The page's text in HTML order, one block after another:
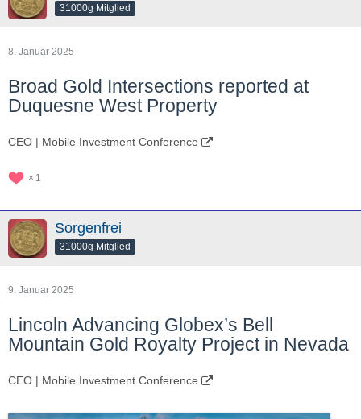
31000g Mitglied
8. Januar 2025
Broad Gold Intersections reported at
Duquesne West Property
CEO | Mobile Investment Conference
1
Sorgenfrei
31000g Mitglied
9. Januar 2025
Lincoln Advancing Globex’s Bell
Mountain Gold Royalty Project in Nevada
CEO | Mobile Investment Conference